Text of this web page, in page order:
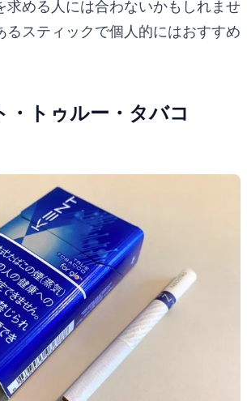
求める人には合わないかもしれませ
るスティックで個人的にはおすすめ
・トゥルー・タバコ